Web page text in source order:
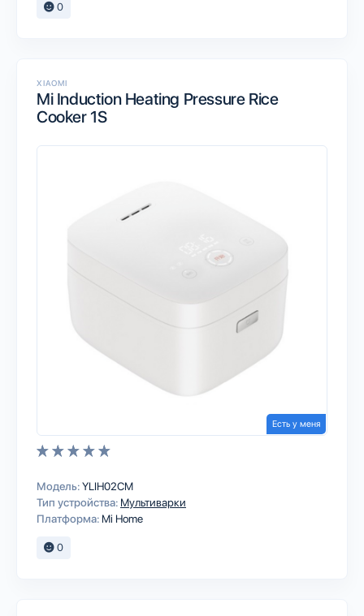
0
XIAOMI
Mi Induction Heating Pressure Rice
Cooker 1S
Есть у меня
Модель:YLIH02CM
Тип устройства: Мультиварки
Платформа: Mi Home
0